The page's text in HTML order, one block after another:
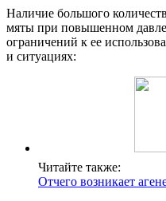
Наличие большого
мяты при повышенном
ограничений к ее
и ситуациях:
Читайте также:
Отчего возникает